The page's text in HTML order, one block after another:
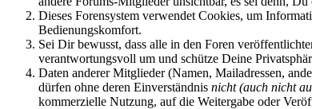
Dieses Forensystem verwendet Cookies, um
Bedienungskomfort.
Sei Dir bewusst, dass alle in den Foren
verantwortungsvoll um und schütze Deine
Daten anderer Mitglieder (Namen, Mailadressen,
dürfen ohne deren Einverständnis nicht (auch nicht
kommerzielle Nutzung, auf die Weitergabe oder